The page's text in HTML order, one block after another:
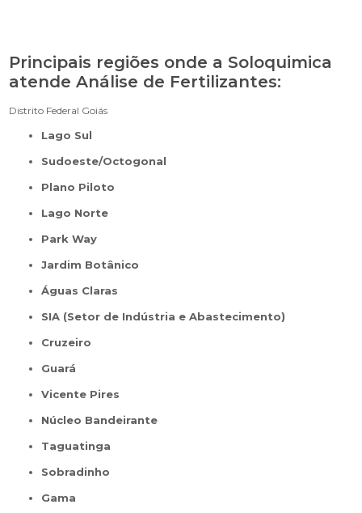
Principais regiões onde a Soloquimica
atende Análise de Fertilizantes:
Distrito Federal Goiás
Lago Sul
Sudoeste/Octogonal
Plano Piloto
Lago Norte
Park Way
Jardim Botânico
Águas Claras
SIA (Setor de Indústria e Abastecimento)
Cruzeiro
Guará
Vicente Pires
Núcleo Bandeirante
Taguatinga
Sobradinho
Gama